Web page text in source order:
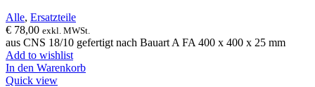
Alle, Ersatzteile
€ 78,00 exkl. MWSt.
aus CNS 18/10 gefertigt nach Bauart A FA 400 x 400 x 25 mm
Add to wishlist
In den Warenkorb
Quick view